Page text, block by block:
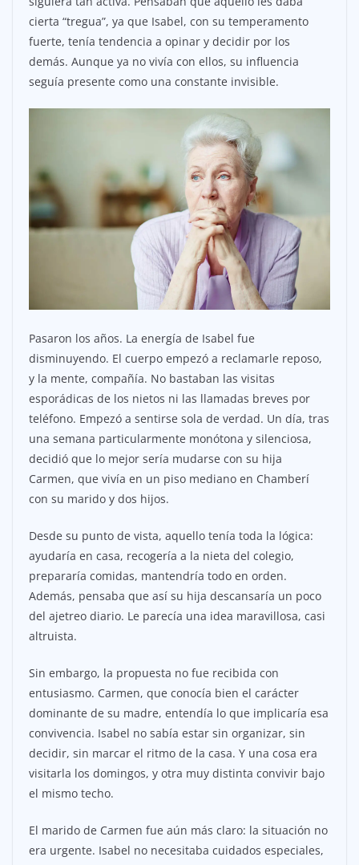
cierta “tregua”, ya que Isabel, con su temperamento
fuerte, tenía tendencia a opinar y decidir por los
demás. Aunque ya no vivía con ellos, su influencia
seguía presente como una constante invisible.
Pasaron los años. La energía de Isabel fue
disminuyendo. El cuerpo empezó a reclamarle reposo,
y la mente, compañía. No bastaban las visitas
esporádicas de los nietos ni las llamadas breves por
teléfono. Empezó a sentirse sola de verdad. Un día, tras
una semana particularmente monótona y silenciosa,
decidió que lo mejor sería mudarse con su hija
Carmen, que vivía en un piso mediano en Chamberí
con su marido y dos hijos.
Desde su punto de vista, aquello tenía toda la lógica:
ayudaría en casa, recogería a la nieta del colegio,
prepararía comidas, mantendría todo en orden.
Además, pensaba que así su hija descansaría un poco
del ajetreo diario. Le parecía una idea maravillosa, casi
altruista.
Sin embargo, la propuesta no fue recibida con
entusiasmo. Carmen, que conocía bien el carácter
dominante de su madre, entendía lo que implicaría esa
convivencia. Isabel no sabía estar sin organizar, sin
decidir, sin marcar el ritmo de la casa. Y una cosa era
visitarla los domingos, y otra muy distinta convivir bajo
el mismo techo.
El marido de Carmen fue aún más claro: la situación no
era urgente. Isabel no necesitaba cuidados especiales,